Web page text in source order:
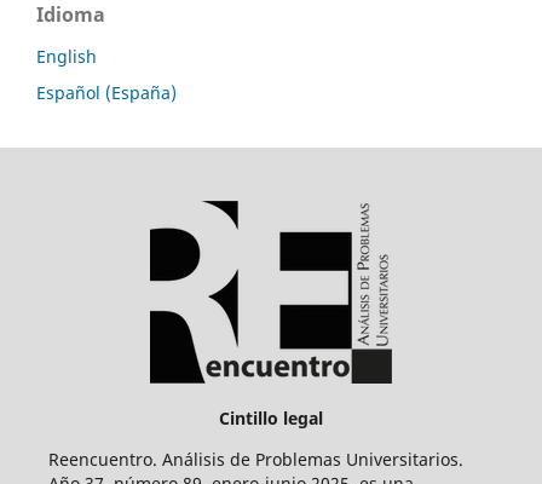
Idioma
English
Español (España)
Cintillo legal
Reencuentro. Análisis de Problemas Universitarios.